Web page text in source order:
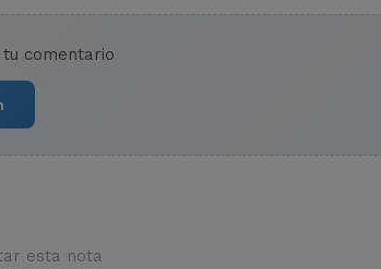
comentario
esta nota